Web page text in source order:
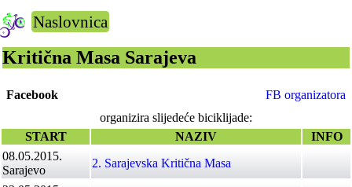
Naslovnica
Kritična Masa Sarajeva
Facebook
FB organizatora
organizira slijedeće biciklijade:
START
NAZIV
INFO
08.05.2015.
Sarajevo
2. Sarajevska Kritična Masa